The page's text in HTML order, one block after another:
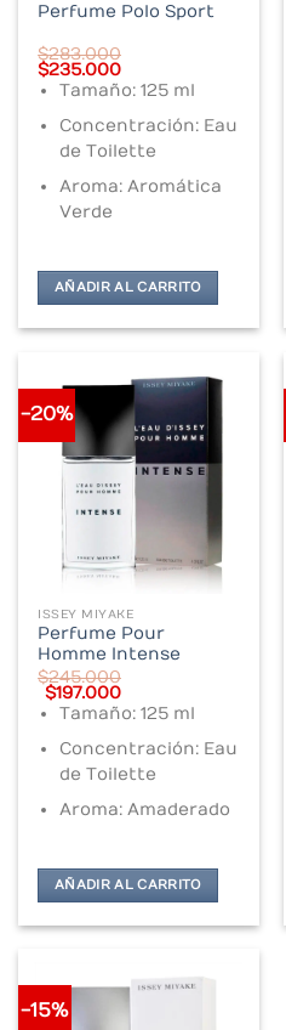
Perfume Polo Sport
$283.000
Original
price
was:
$283.000.
$235.000Current
price
is:
$235.000.
Tamaño: 125 ml
Concentración: Eau
de Toilette
Aroma: Aromática
Verde
AÑADIR AL CARRITO
-20%
ISSEY MIYAKE
Perfume Pour
Homme Intense
$245.000
Original
price
was:
$245.000.
$197.000Current
price
is:
$197.000.
Tamaño: 125 ml
Concentración: Eau
de Toilette
Aroma: Amaderado
AÑADIR AL CARRITO
-15%